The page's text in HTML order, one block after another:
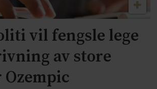
vil fengsle lege
av store